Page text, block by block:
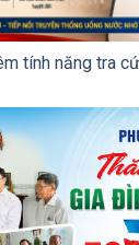
tính năng tra